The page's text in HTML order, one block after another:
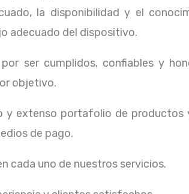
la disponibilidad y el
adecuado del dispositivo.
ser cumplidos, confiables y
objetivo.
y extenso portafolio de productos
de pago.
cada uno de nuestros servicios.